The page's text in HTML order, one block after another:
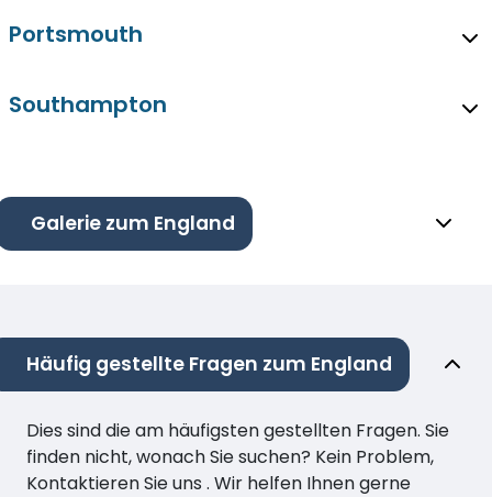
Portsmouth
Southampton
Galerie zum England
Häufig gestellte Fragen zum England
Dies sind die am häufigsten gestellten Fragen. Sie
finden nicht, wonach Sie suchen? Kein Problem,
Kontaktieren Sie uns . Wir helfen Ihnen gerne